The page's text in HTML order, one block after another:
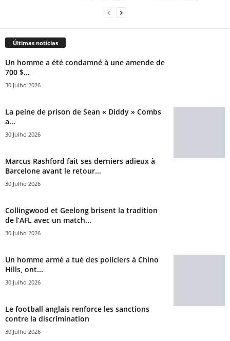
Últimas notícias
Un homme a été condamné à une amende de
700 $...
30 Julho 2026
La peine de prison de Sean « Diddy » Combs
a...
30 Julho 2026
Marcus Rashford fait ses derniers adieux à
Barcelone avant le retour...
30 Julho 2026
Collingwood et Geelong brisent la tradition
de l’AFL avec un match...
30 Julho 2026
Un homme armé a tué des policiers à Chino
Hills, ont...
30 Julho 2026
Le football anglais renforce les sanctions
contre la discrimination
30 Julho 2026